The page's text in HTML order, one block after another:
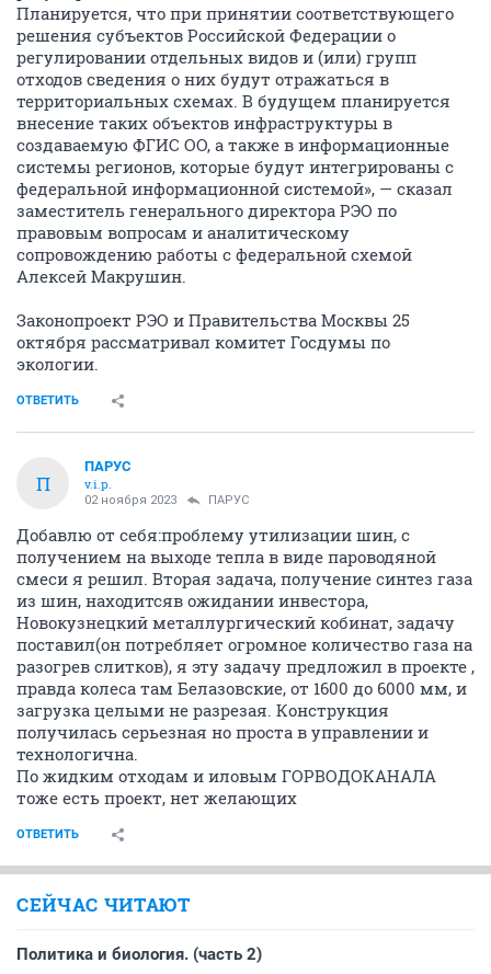
Планируется, что при принятии соответствующего
решения субъектов Российской Федерации о
регулировании отдельных видов и (или) групп
отходов сведения о них будут отражаться в
территориальных схемах. В будущем планируется
внесение таких объектов инфраструктуры в
создаваемую ФГИС ОО, а также в информационные
системы регионов, которые будут интегрированы с
федеральной информационной системой», — сказал
заместитель генерального директора РЭО по
правовым вопросам и аналитическому
сопровождению работы с федеральной схемой
Алексей Макрушин.
Законопроект РЭО и Правительства Москвы 25
октября рассматривал комитет Госдумы по
экологии.
ОТВЕТИТЬ
П
ПАРУС
v.i.p.
02 ноября 2023 ПАРУС
Добавлю от себя:проблему утилизации шин, с
получением на выходе тепла в виде пароводяной
смеси я решил. Вторая задача, получение синтез газа
из шин, находитсяв ожидании инвестора,
Новокузнецкий металлургический кобинат, задачу
поставил(он потребляет огромное количество газа на
разогрев слитков), я эту задачу предложил в проекте ,
правда колеса там Белазовские, от 1600 до 6000 мм, и
загрузка целыми не разрезая. Конструкция
получилась серьезная но проста в управлении и
технологична.
По жидким отходам и иловым ГОРВОДОКАНАЛА
тоже есть проект, нет желающих
ОТВЕТИТЬ
СЕЙЧАС ЧИТАЮТ
Политика и биология. (часть 2)